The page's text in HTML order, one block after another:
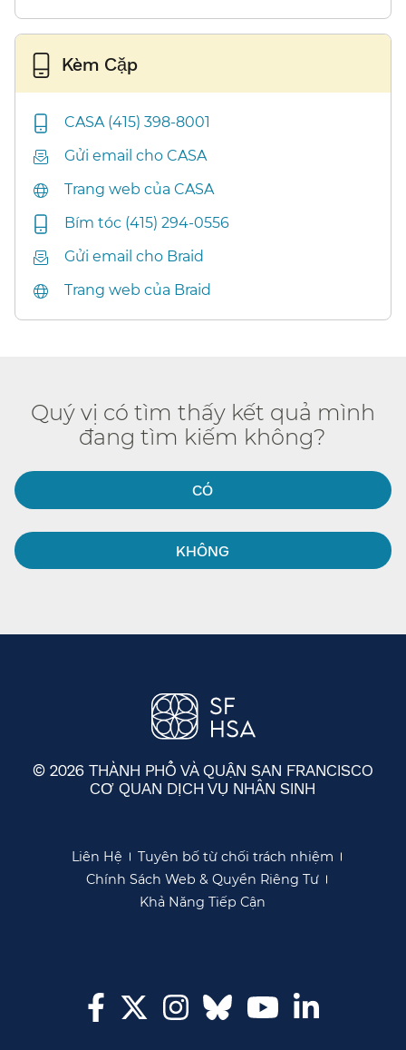
Kèm Cặp​​
CASA (415) 398-8001​​
Gửi email cho CASA​​
Trang web của CASA​​
Bím tóc (415) 294-0556​​
Gửi email cho Braid​​
Trang web của Braid​​
Quý vị có tìm thấy kết quả mình
đang tìm kiếm không?​​
CÓ​​
KHÔNG​​
© 2026 THÀNH PHỐ VÀ QUẬN SAN FRANCISCO
CƠ QUAN DỊCH VỤ NHÂN SINH
Liên Hệ​​
Tuyên bố từ chối trách nhiệm​​
Chính Sách Web & Quyền Riêng Tư​​
Khả Năng Tiếp Cận​​